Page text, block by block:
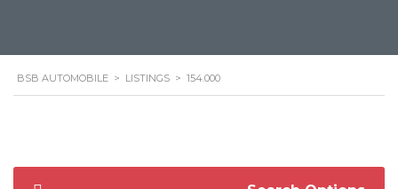
BSB AUTOMOBILE > LISTINGS > 154.000